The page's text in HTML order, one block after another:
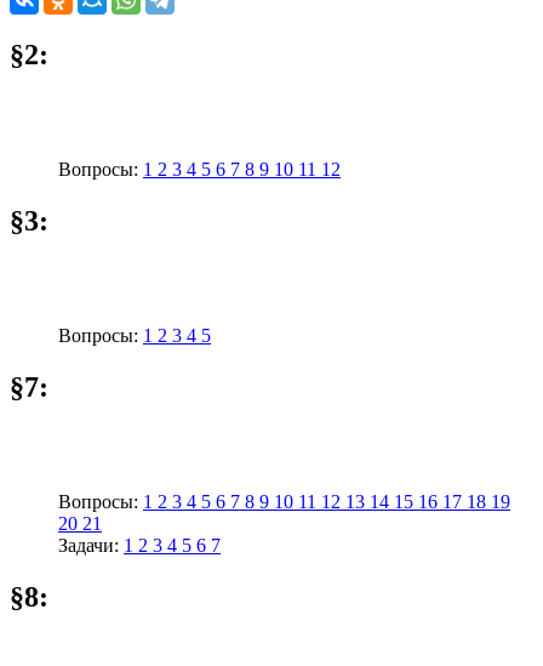
§2:
Вопросы: 1 2 3 4 5 6 7 8 9 10 11 12
§3:
Вопросы: 1 2 3 4 5
§7:
Вопросы: 1 2 3 4 5 6 7 8 9 10 11 12 13 14 15 16 17 18 19
20 21
Задачи: 1 2 3 4 5 6 7
§8: